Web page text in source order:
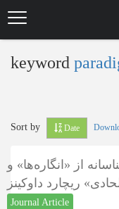
keyword
Sort by Date
از «انگاره‌ها» و
ریچارد داوکینز
Journal Article